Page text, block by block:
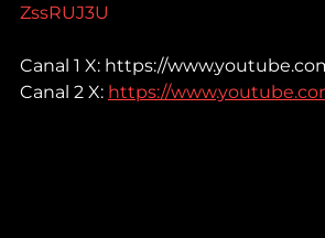
ZssRUJ3U
Canal 1 X: https://
Canal 2 X: https://